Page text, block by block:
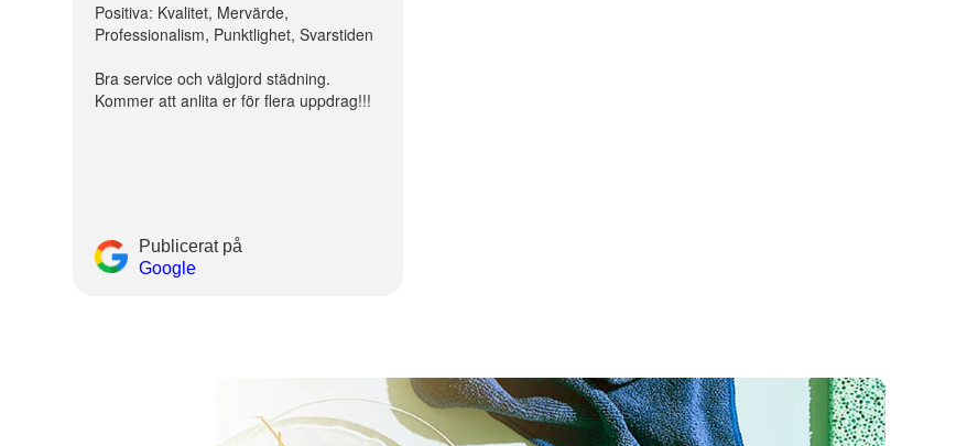
Positiva: Kvalitet, Mervärde,
Professionalism, Punktlighet, Svarstiden
Bra service och välgjord städning.
Kommer att anlita er för flera uppdrag!!!
Publicerat på
Google